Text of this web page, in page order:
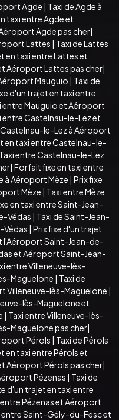
Agde | Taxi de Agde à
taxi entre Agde et
Agde pas cher|
Lattes | Taxi de Lattes
en taxi entre Lattes et
Aéroport Lattes pas cher|
Mauguio | Taxi de
d'un trajet en taxi entre
entre Mauguio et Aéroport
entre Castelnau-le-Lez et
Castelnau-le-Lez à Aéroport
en taxi entre Castelnau-le-
Taxi entre Castelnau-le-Lez
| Forfait fixe en taxi entre
à Aéroport Mèze | Prix fixe
Mèze | Taxi entre Mèze
en taxi entre Saint-Jean-
Védas | Taxi de Saint-Jean-
Védas | Prix fixe d'un trajet
l'Aéroport Saint-Jean-de-
et Aéroport Saint-Jean-
entre Villeneuve-lès-
Maguelone | Taxi de
Villeneuve-lès-Maguelone |
lès-Maguelone et
| Taxi entre Villeneuve-lès-
Maguelone pas cher|
Pérols | Taxi de Pérols
en taxi entre Pérols et
Aéroport Pérols pas cher|
Pézenas | Taxi de
d'un trajet en taxi entre
entre Pézenas et Aéroport
entre Saint-Gély-du-Fesc et